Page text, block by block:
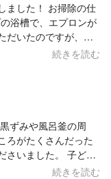
ました！ お掃除の仕
浴槽で、エプロンが
だいたのですが、母
して掃除していたと
本当に綺麗にしてく
して掃除してもら
3,000円は安すぎて
思います
続きを読む
ずみや風呂釜の周
ろがたくさんだった
さいました。 子ども
風呂だったので、ピ
続きを読む